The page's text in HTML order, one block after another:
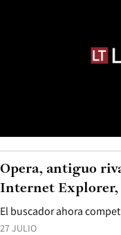
27 JULIO
El buscador ahora
Opera, antiguo
Internet Explorer,